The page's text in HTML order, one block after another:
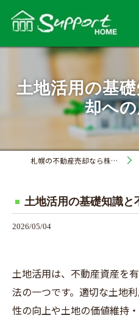
土地活用の基
却へ
札幌の不動産売却なら株式会社サポートホーム
土地活用の基礎知識と
2026/05/04
土地活用は、不動産資産を
法の一つです。適切な土地
性の向上や土地の価値維持